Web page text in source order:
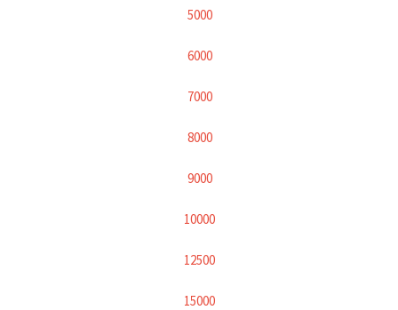
5000
6000
7000
8000
9000
10000
12500
15000